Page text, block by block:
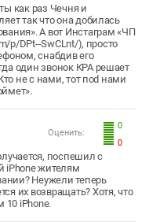
как раз Чечня и
так что она добилась
А вот Инстаграм «ЧП
p/DPt--SwCLnt/), просто
снабдив его
один звонок КРА решает
не с нами, тот поd нами
0
0
Оценить:
поспешил с
iPhone жителям
Неужели теперь
их возвращать? Хотя, что
10 iPhone.